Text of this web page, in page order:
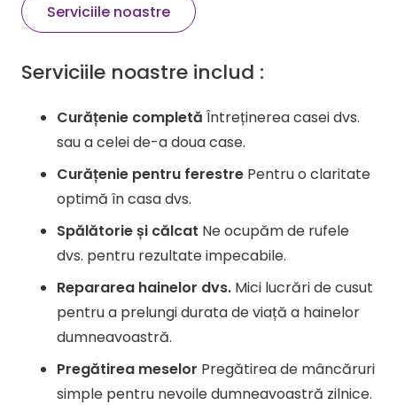
Serviciile noastre
Serviciile noastre includ :
Curățenie completă Întreținerea casei dvs.
sau a celei de-a doua case.
Curățenie pentru ferestre Pentru o claritate
optimă în casa dvs.
Spălătorie și călcat Ne ocupăm de rufele
dvs. pentru rezultate impecabile.
Repararea hainelor dvs. Mici lucrări de cusut
pentru a prelungi durata de viață a hainelor
dumneavoastră.
Pregătirea meselor Pregătirea de mâncăruri
simple pentru nevoile dumneavoastră zilnice.